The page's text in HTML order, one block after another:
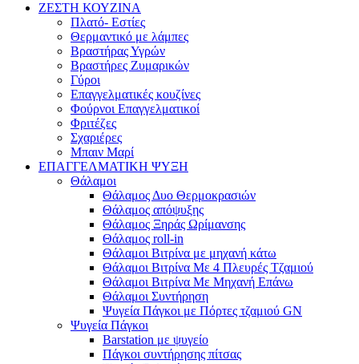
ΖΕΣΤΗ ΚΟΥΖΙΝΑ
Πλατό- Εστίες
Θερμαντικό με λάμπες
Βραστήρας Υγρών
Βραστήρες Ζυμαρικών
Γύροι
Επαγγελματικές κουζίνες
Φούρνοι Επαγγελματικοί
Φριτέζες
Σχαριέρες
Μπαιν Μαρί
ΕΠΑΓΓΕΛΜΑΤΙΚΗ ΨΥΞΗ
Θάλαμοι
Θάλαμος Δυο Θερμοκρασιών
Θάλαμος απόψυξης
Θάλαμος Ξηράς Ωρίμανσης
Θάλαμος roll-in
Θάλαμοι Βιτρίνα με μηχανή κάτω
Θάλαμοι Βιτρίνα Με 4 Πλευρές Τζαμιού
Θάλαμοι Βιτρίνα Με Μηχανή Επάνω
Θάλαμοι Συντήρηση
Ψυγεία Πάγκοι με Πόρτες τζαμιού GN
Ψυγεία Πάγκοι
Barstation με ψυγείο
Πάγκοι συντήρησης πίτσας